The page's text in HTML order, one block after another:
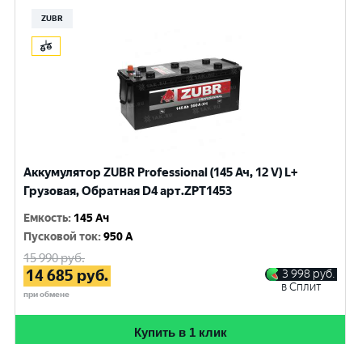
ZUBR
Аккумулятор ZUBR Professional (145 Ач, 12 V) L+
Грузовая, Обратная D4 арт.ZPT1453
Емкость: 145 Ач
Пусковой ток:950 A
15 990руб.
14 685 руб.
при обмене
3 998 руб.
в Сплит
Купить в 1 клик